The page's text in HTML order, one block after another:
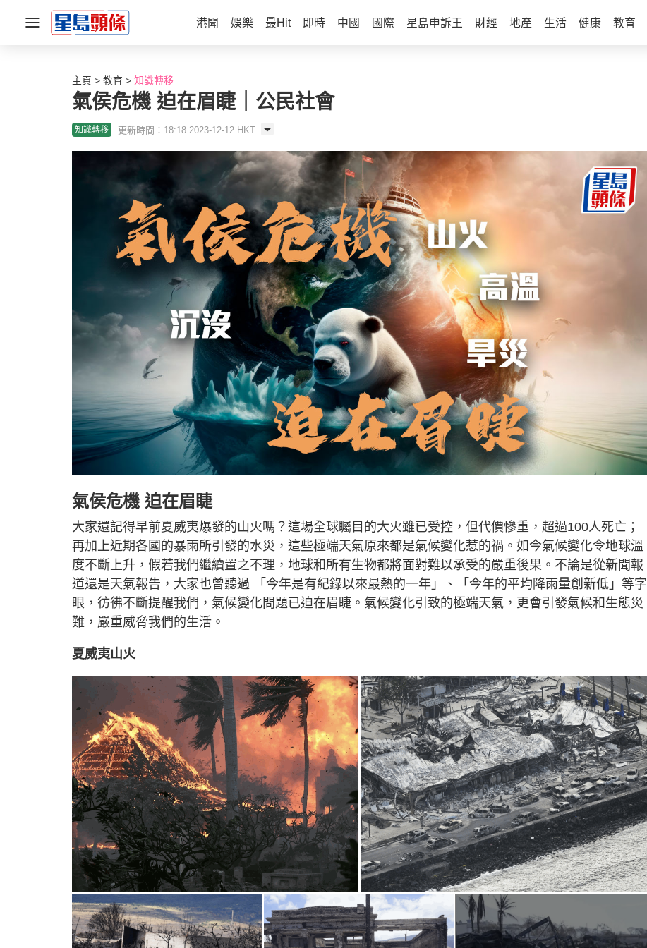
港聞 娛樂 最Hit 即時 中國 國際 星島申訴王 財經 地產 生活 健康 教育
主頁 教育 知識轉移
氣侯危機 迫在眉睫｜公民社會
知識轉移 更新時間：18:18 2023-12-12 HKT
氣侯危機 迫在眉睫
大家還記得早前夏威夷爆發的山火嗎？這場全球矚目的大火雖已受控，但代價慘重，超過100人死亡；
再加上近期各國的暴雨所引發的水災，這些極端天氣原來都是氣候變化惹的禍。如今氣候變化令地球溫
度不斷上升，假若我們繼續置之不理，地球和所有生物都將面對難以承受的嚴重後果。不論是從新聞報
道還是天氣報告，大家也曾聽過 「今年是有紀錄以來最熱的一年」、「今年的平均降雨量創新低」等字
眼，彷彿不斷提醒我們，氣候變化問題已迫在眉睫。氣候變化引致的極端天氣，更會引發氣候和生態災
難，嚴重威脅我們的生活。
夏威夷山火